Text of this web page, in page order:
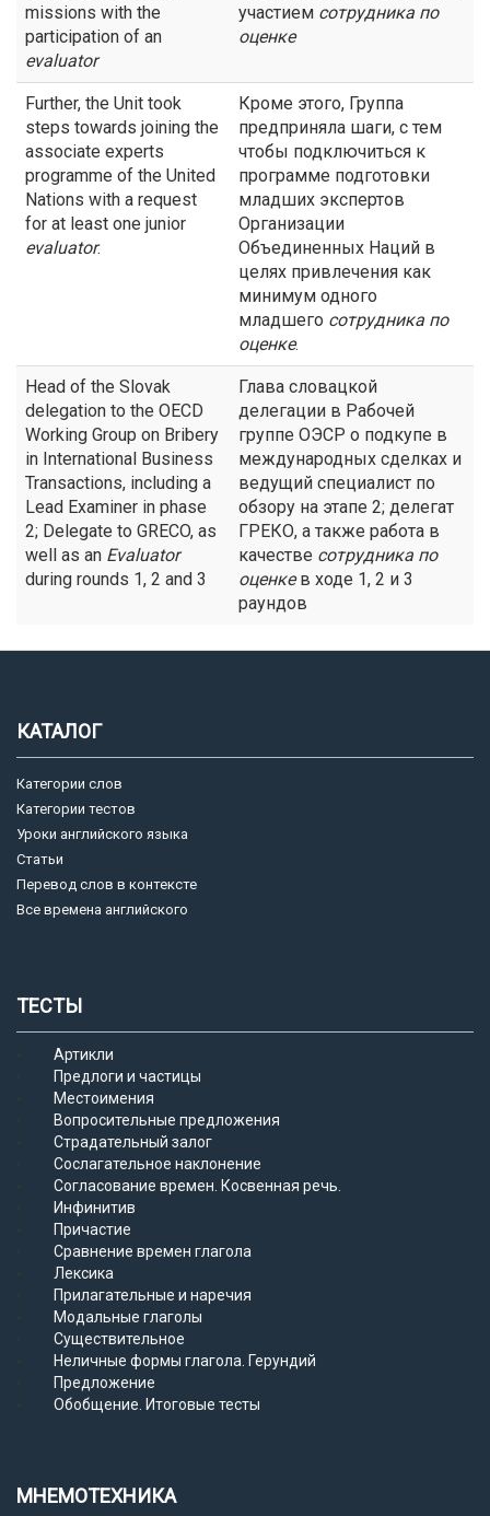
missions with the
participation of an
evaluator
участием сотрудника по
оценке
Further, the Unit took
steps towards joining the
associate experts
programme of the United
Nations with a request
for at least one junior
evaluator.
Кроме этого, Группа
предприняла шаги, с тем
чтобы подключиться к
программе подготовки
младших экспертов
Организации
Объединенных Наций в
целях привлечения как
минимум одного
младшего сотрудника по
оценке.
Head of the Slovak
delegation to the OECD
Working Group on Bribery
in International Business
Transactions, including a
Lead Examiner in phase
2; Delegate to GRECO, as
well as an Evaluator
during rounds 1, 2 and 3
Глава словацкой
делегации в Рабочей
группе ОЭСР о подкупе в
международных сделках и
ведущий специалист по
обзору на этапе 2; делегат
ГРЕКО, а также работа в
качестве сотрудника по
оценкев ходе 1, 2 и 3
раундов
КАТАЛОГ
Категории слов
Категории тестов
Уроки английского языка
Статьи
Перевод слов в контексте
Все времена английского
ТЕСТЫ
Артикли
Предлоги и частицы
Местоимения
Вопросительные предложения
Страдательный залог
Сослагательное наклонение
Согласование времен. Косвенная речь.
Инфинитив
Причастие
Сравнение времен глагола
Лексика
Прилагательные и наречия
Модальные глаголы
Существительное
Неличные формы глагола. Герундий
Предложение
Обобщение. Итоговые тесты
МНЕМОТЕХНИКА